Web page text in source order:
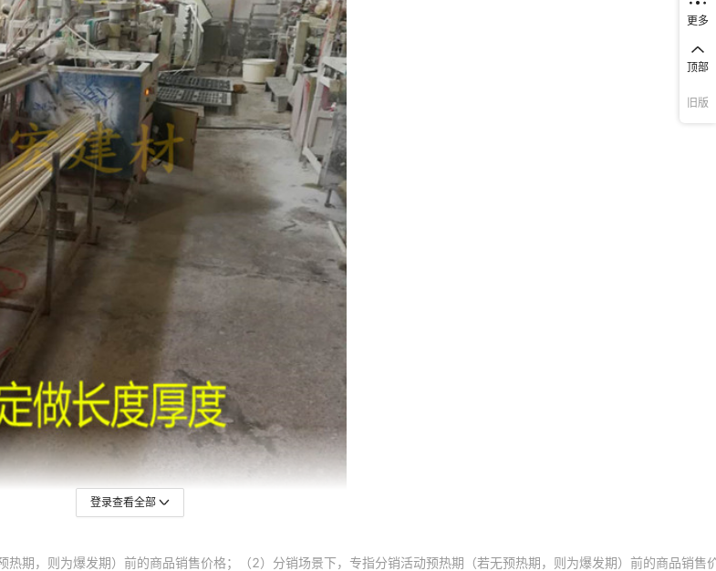
登录查看全部
热期，则为爆发期）前的商品销售价格；（2）分销场景下，专指分销活动预热期（若无预热期，则为爆发期）前的商品销售
更多
顶部
旧版